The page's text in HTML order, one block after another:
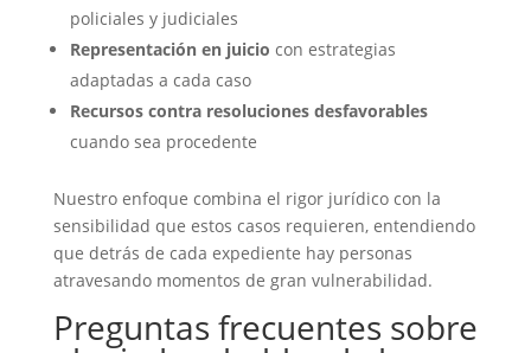
policiales y judiciales
Representación en juicio con estrategias
adaptadas a cada caso
Recursos contra resoluciones desfavorables
cuando sea procedente
Nuestro enfoque combina el rigor jurídico con la
sensibilidad que estos casos requieren, entendiendo
que detrás de cada expediente hay personas
atravesando momentos de gran vulnerabilidad.
Preguntas frecuentes sobre